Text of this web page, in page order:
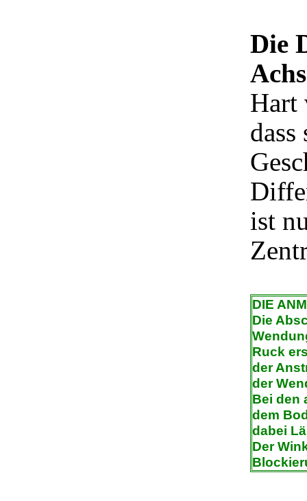
Die
Hart
ist
DIE
Die
Ruck
der
der
Bei den
dem
dabei
Der